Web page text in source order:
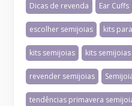
Dicas de revenda Ear Cuffs
escolher semijoias kits
kits semijoias kits
revender semijoias
tendências primavera